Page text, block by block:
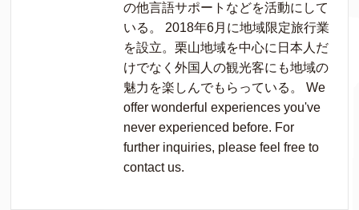
の他言語サポートなどを活動にして
いる。 2018年6月に地域限定旅行業
を設立。栗山地域を中心に日本人だ
けでなく外国人の観光客にも地域の
魅力を楽しんでもらっている。 We
offer wonderful experiences you've
never experienced before. For
further inquiries, please feel free to
contact us.